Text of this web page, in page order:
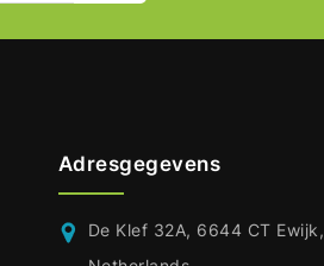
Adresgegevens
De Klef 32A, 6644 CT Ewijk,